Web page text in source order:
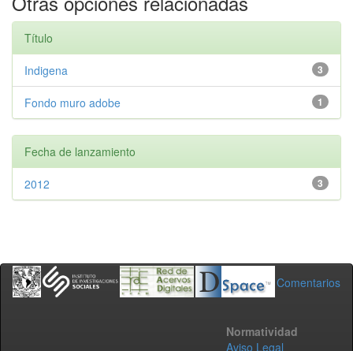
Título
3
Indigena
1
Fondo muro adobe
Fecha de lanzamiento
3
2012
Comentarios
Normatividad
Aviso Legal